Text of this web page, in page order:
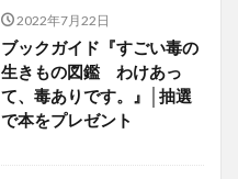
2022年7月22日
ブックガイド『すごい毒の
生きもの図鑑 わけあっ
て、毒ありです。』│抽選
で本をプレゼント